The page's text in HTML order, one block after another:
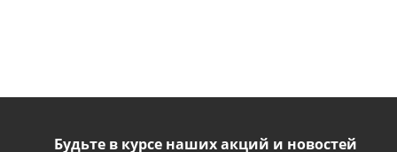
Будьте в курсе наших акций и новостей